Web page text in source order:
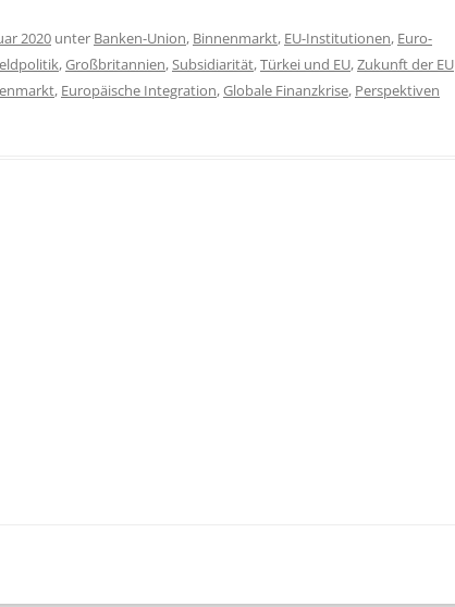
2020 unter Banken-Union, Binnenmarkt, EU-Institutionen, Euro-
,Großbritannien,Subsidiarität,Türkei und EU,Zukunft der EU
, Europäische Integration,Globale Finanzkrise, Perspektiven